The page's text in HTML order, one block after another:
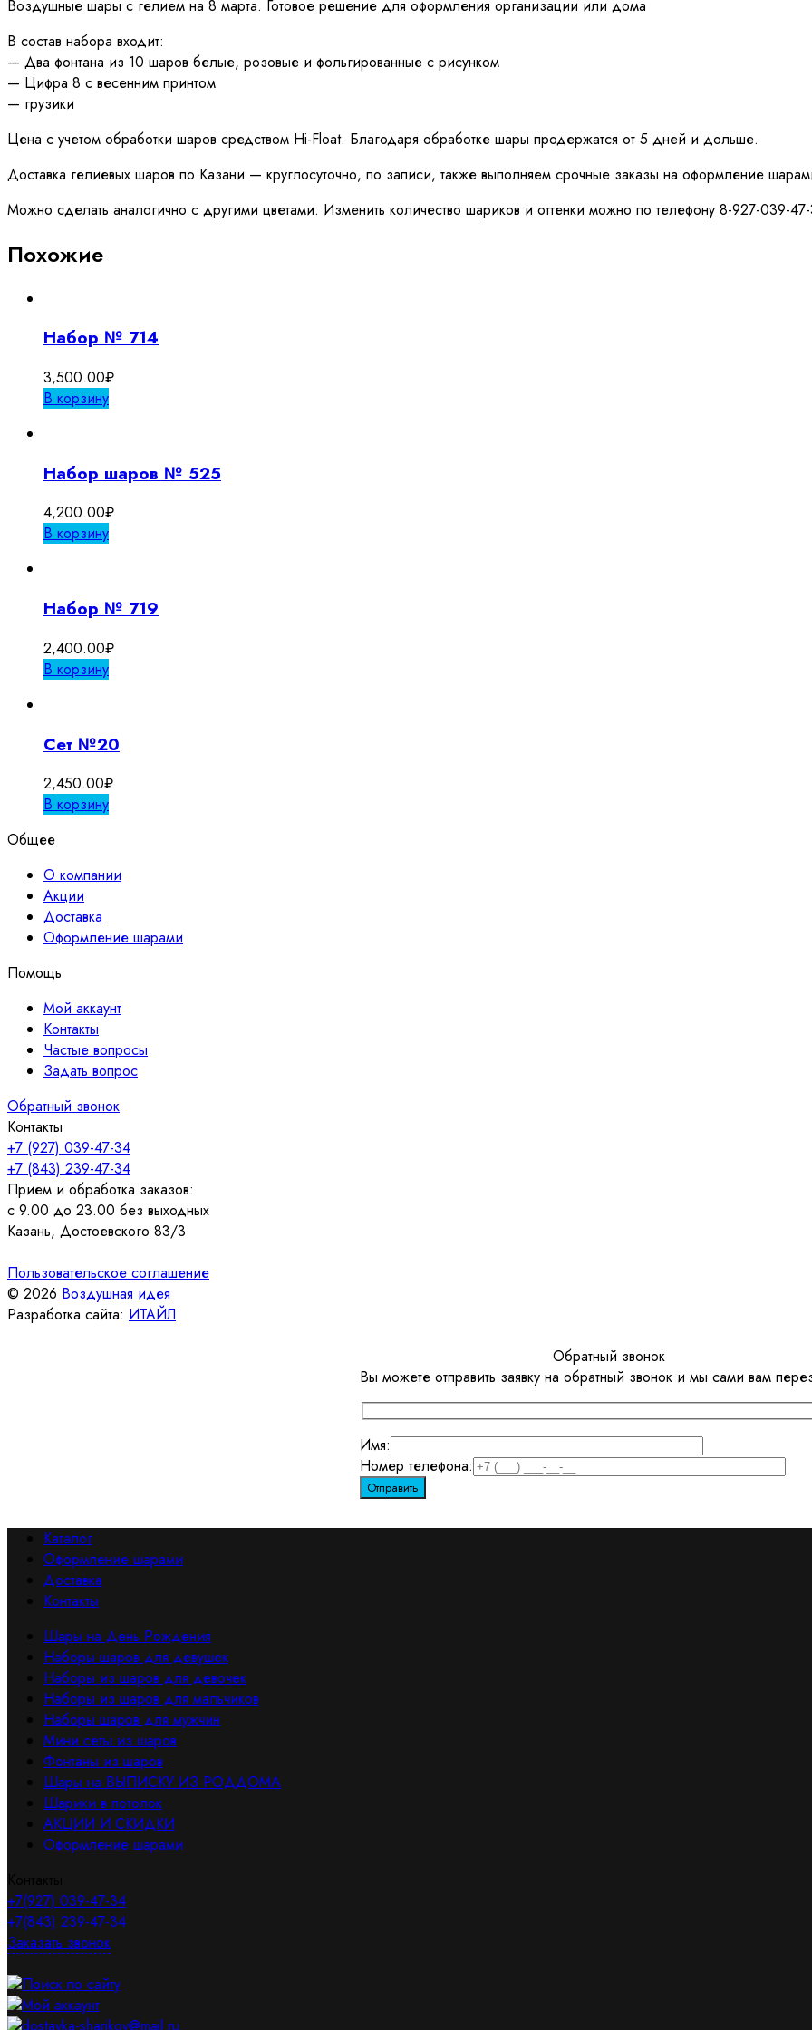
Воздушные шары с гелием на 8 марта. Готовое решение для оформления организации или дома
В состав набора входит:
— Два фонтана из 10 шаров белые, розовые и фольгированные с рисунком
— Цифра 8 с весенним принтом
— грузики
Цена с учетом обработки шаров средством Hi-Float. Благодаря обработке шары продержатся от 5 дней и дольше.
Доставка гелиевых шаров по Казани — круглосуточно, по записи, также выполняем срочные заказы на оформление
Можно сделать аналогично с другими цветами. Изменить количество шариков и оттенки можно по телефону 8-927-039-
Похожие
Набор № 714
3,500.00₽
В корзину
Набор шаров № 525
4,200.00₽
В корзину
Набор № 719
2,400.00₽
В корзину
Сет №20
2,450.00₽
В корзину
Общее
О компании
Акции
Доставка
Оформление шарами
Помощь
Мой аккаунт
Контакты
Частые вопросы
Задать вопрос
Обратный звонок
Контакты
+7 (927) 039-47-34
+7 (843) 239-47-34
Прием и обработка заказов:
с 9.00 до 23.00 без выходных
Казань, Достоевского 83/3
Пользовательское соглашение
© 2026 Воздушная идея
Разработка сайта: ИТАЙЛ
Обратный звонок
Вы можете отправить заявку на обратный звонок и мы сами вам
Имя:
Номер телефона:
Каталог
Оформление шарами
Доставка
Контакты
Шары на День Рождения
Наборы шаров для девушек
Наборы из шаров для девочек
Наборы из шаров для мальчиков
Наборы шаров для мужчин
Мини сеты из шаров
Фонтаны из шаров
Шары на ВЫПИСКУ ИЗ РОДДОМА
Шарики в потолок
АКЦИИ И СКИДКИ
Оформление шарами
+7(927) 039-47-34
+7(843) 239-47-34
Заказать звонок
Поиск по сайту
Мой аккаунт